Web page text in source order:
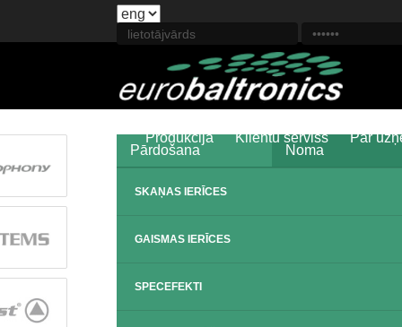
Produkcija Klientu serviss
Par
Pārdošana
Noma
SKAŅAS IERĪCES
GAISMAS IERĪCES
SPECEFEKTI